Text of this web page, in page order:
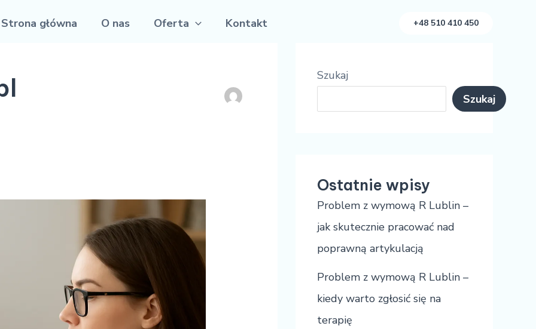
Strona główna O nas Oferta Kontakt +48 510 410 450
Szukaj
Szukaj
Ostatnie wpisy
Problem z wymową R Lublin –
jak skutecznie pracować nad
poprawną artykulacją
Problem z wymową R Lublin –
kiedy warto zgłosić się na
terapię